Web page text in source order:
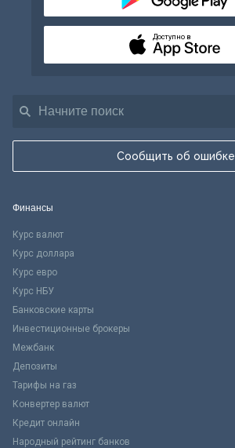
Сообщить об ошибке
Доступно в
Финансы
Курс валют
Курс доллара
Курс евро
Курс НБУ
Банковские карты
Инвестиционные брокеры
Межбанк
Депозиты
Тарифы на газ
Конвертер валют
Кредит онлайн
Народный рейтинг банков